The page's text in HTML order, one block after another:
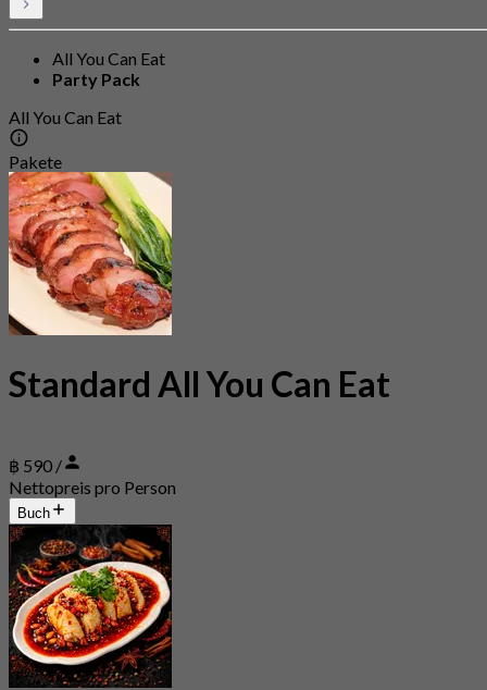
All You Can Eat
Party Pack
All You Can Eat
Pakete
Standard All You Can Eat
฿ 590 /
Nettopreis pro Person
Buch